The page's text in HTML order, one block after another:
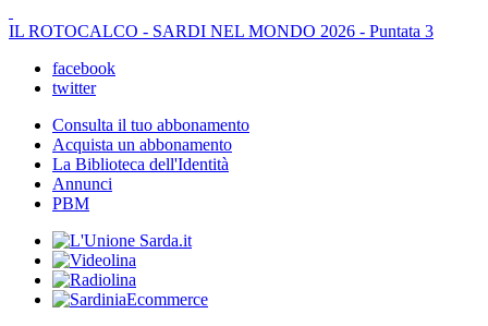
IL ROTOCALCO - SARDI NEL MONDO 2026 - Puntata 3
facebook
twitter
Consulta il tuo abbonamento
Acquista un abbonamento
La Biblioteca dell'Identità
Annunci
PBM